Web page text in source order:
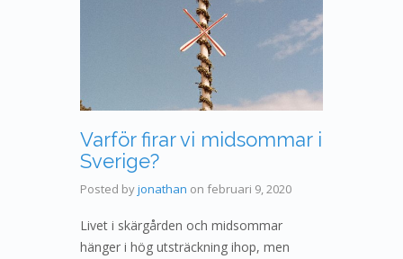
Varför firar vi midsommar i
Sverige?
Posted byjonathan on februari 9, 2020
Livet i skärgården och midsommar
hänger i hög utsträckning ihop, men